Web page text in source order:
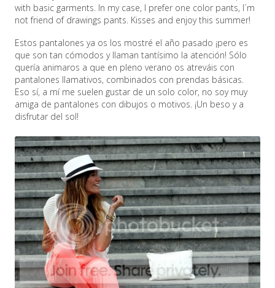
with basic garments. In my case, I prefer one color pants, I´m
not friend of drawings pants. Kisses and enjoy this summer!
Estos pantalones ya os los mostré el año pasado ¡pero es
que son tan cómodos y llaman tantísimo la atención! Sólo
quería animaros a que en pleno verano os atreváis con
pantalones llamativos, combinados con prendas básicas.
Eso sí, a mí me suelen gustar de un solo color, no soy muy
amiga de pantalones con dibujos o motivos. ¡Un beso y a
disfrutar del sol!